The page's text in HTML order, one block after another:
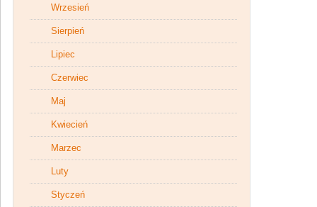
Wrzesień
Sierpień
Lipiec
Czerwiec
Maj
Kwiecień
Marzec
Luty
Styczeń